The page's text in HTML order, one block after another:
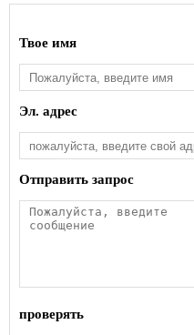
Твое имя
Эл. адрес
Отправить запрос
проверять